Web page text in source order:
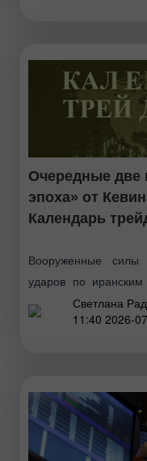
Очередные две
эпоха» от
Календарь
Вооруженные
ударов по
ночную атаку КСИР
американской
Светлана
11:40 2026-